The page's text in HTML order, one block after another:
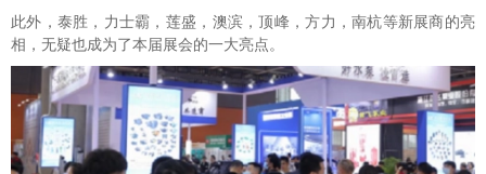
此外，泰胜，力士霸，莲盛，澳滨，顶峰，方力，南杭等新展商的亮
相，无疑也成为了本届展会的一大亮点。